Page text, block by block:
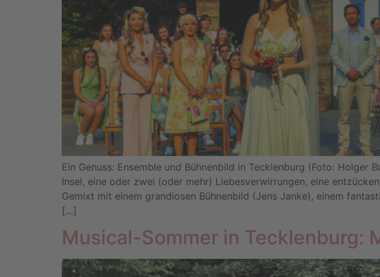
Ein Genuss: Ensemble und Bühnenbild in Tecklenburg (Foto:
Insel, eine oder zwei (oder mehr) Liebesverwirrungen, eine
Gemixt mit einem grandiosen Bühnenbild (Jens Janke), einem
[…]
Musical-Sommer in Tecklenburg: